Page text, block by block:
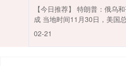
【今日推荐】 特朗普：俄乌
成 当地时间11月30日，美国
02-21